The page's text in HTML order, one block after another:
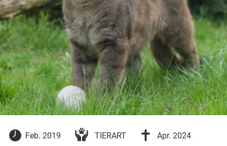
2.
Feb. 2019 TIERART
24.
Apr. 2024